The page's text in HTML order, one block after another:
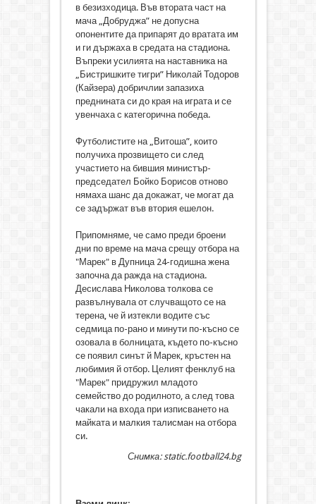
в безизходица. Във втората част на
мача „Добруджа” не допусна
опонентите да припарят до вратата им
и ги държаха в средата на стадиона.
Въпреки усилията на наставника на
„Бистришките тигри” Николай Тодоров
(Кайзера) добричлии запазиха
преднината си до края на играта и се
увенчаха с категорична победа.
Футболистите на „Витоша”, които
получиха прозвището си след
участието на бившия министър-
председател Бойко Борисов отново
нямаха шанс да докажат, че могат да
се задържат във втория ешелон.
Припомняме, че само преди броени
дни по време на мача срещу отбора на
"Марек" в Дупница 24-годишна жена
започна да ражда на стадиона.
Десислава Николова толкова се
развълнувала от случващото се на
терена, че й изтекли водите със
седмица по-рано и минути по-късно се
озовала в болницата, където по-късно
се появил синът й Марек, кръстен на
любимия й отбор. Целият фенклуб на
"Марек" придружил младото
семейство до родилното, а след това
чакали на входа при изписването на
майката и малкия талисман на отбора
си.
Снимка: static.football24.bg